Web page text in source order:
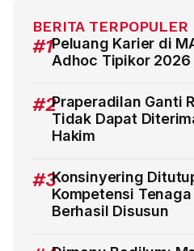
BERITA TERPOPULER
#1Peluang Karier di
Adhoc Tipikor 2026
#2Praperadilan Ganti
Tidak Dapat
Hakim
#3Konsinyering
Kompetensi
Berhasil Disusun